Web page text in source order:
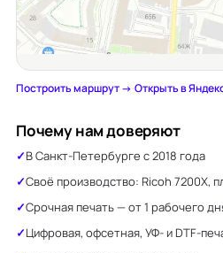
Построить маршрут →·Открыть в
Почему нам доверяют
В Санкт-Петербурге с 2018 года
Своё производство: Ricoh 7200X,
Срочная печать — от 1 рабочего
Цифровая, офсетная, УФ- и DTF-